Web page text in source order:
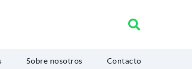
Sobre nosotros Contacto